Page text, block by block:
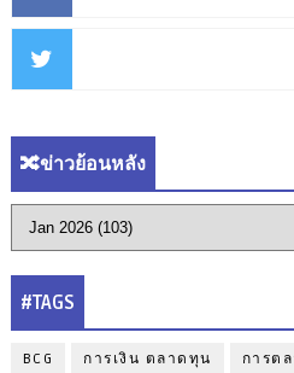
🔀ข่าวย้อนหลัง
#TAGS
BCG การเงิน ตลาดทุน การต